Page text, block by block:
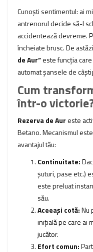
Cunoști sentimentul: ai
antrenorul decide să-l
accidentează devreme.
încheiate brusc. De
de Aur”este funcția
automat șansele de
Cum
într-o
Rezerva de Aur este
Betano. Mecanismul
avantajul tău:
Continuitate:
șuturi, pase etc.)
este preluat
său.
Aceeași cotă:Nu
inițială pe care ai
jucător.
Efort comun: